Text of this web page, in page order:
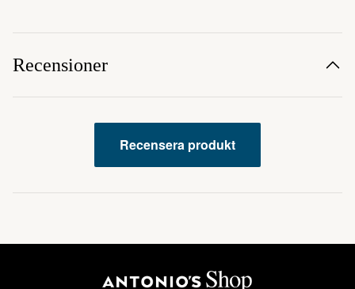
Recensioner
Recensera produkt